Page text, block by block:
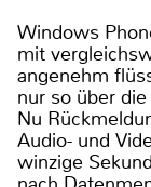
Windows
mit
angenehm
nur so über
Nu
Audio- und
winzige